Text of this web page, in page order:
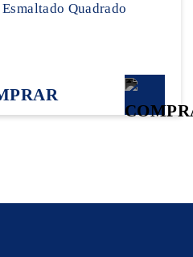
Quadrado